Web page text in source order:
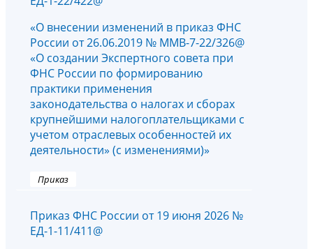
«О внесении изменений в приказ ФНС
России от 26.06.2019 № ММВ-7-22/326@
«О создании Экспертного совета при
ФНС России по формированию
практики применения
законодательства о налогах и сборах
крупнейшими налогоплательщиками с
учетом отраслевых особенностей их
деятельности» (с изменениями)»
Приказ
Приказ ФНС России от 19 июня 2026 №
ЕД-1-11/411@